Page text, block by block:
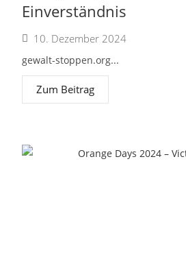
Einverständnis
10. Dezember 2024
gewalt-stoppen.org...
Zum Beitrag